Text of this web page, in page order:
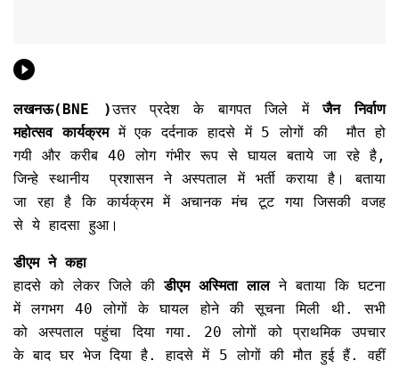
लखनऊ(BNE )उत्तर प्रदेश के बागपत जिले मेंजैन निर्वाण
महोत्सव कार्यक्रममें एक दर्दनाक हादसे में 5 लोगों की मौत हो
गयी और करीब 40 लोग गंभीर रूप से घायल बताये जा रहे है,
जिन्हे स्थानीय प्रशासन ने अस्पताल में भर्ती कराया है। बताया
जा रहा है कि कार्यक्रम में अचानक मंच टूट गया जिसकी वजह
से ये हादसा हुआ।
डीएम ने कहा
हादसे को लेकर जिले कीडीएम अस्मिता लालने बताया कि घटना
में लगभग 40 लोगों के घायल होने की सूचना मिली थी. सभी
को अस्पताल पहुंचा दिया गया. 20 लोगों को प्राथमिक उपचार
के बाद घर भेज दिया है. हादसे में 5 लोगों की मौत हुई हैं. वहीं